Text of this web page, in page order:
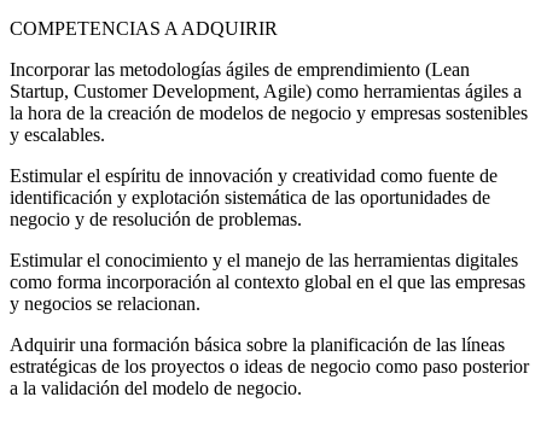
COMPETENCIAS A ADQUIRIR
Incorporar las metodologías ágiles de emprendimiento (Lean
Startup, Customer Development, Agile) como herramientas ágiles a
la hora de la creación de modelos de negocio y empresas sostenibles
y escalables.
Estimular el espíritu de innovación y creatividad como fuente de
identificación y explotación sistemática de las oportunidades de
negocio y de resolución de problemas.
Estimular el conocimiento y el manejo de las herramientas digitales
como forma incorporación al contexto global en el que las empresas
y negocios se relacionan.
Adquirir una formación básica sobre la planificación de las líneas
estratégicas de los proyectos o ideas de negocio como paso posterior
a la validación del modelo de negocio.